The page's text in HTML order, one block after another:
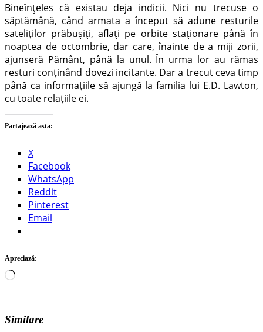
Bineînţeles că existau deja indicii. Nici nu trecuse o
săptămână, când armata a început să adune resturile
sateliţilor prăbuşiţi, aflaţi pe orbite staţionare până în
noaptea de octombrie, dar care, înainte de a miji zorii,
ajunseră Pământ, până la unul. În urma lor au rămas
resturi conţinând dovezi incitante. Dar a trecut ceva timp
până ca informaţiile să ajungă la familia lui E.D. Lawton,
cu toate relaţiile ei.
Partajează asta:
X
Facebook
WhatsApp
Reddit
Pinterest
Email
Apreciază:
Încarc...
Similare